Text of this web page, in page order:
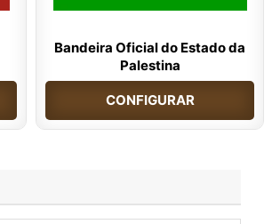
Bandeira Oficial do Estado da
Palestina
CONFIGURAR